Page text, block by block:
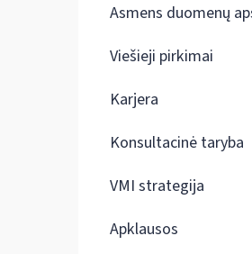
Asmens duomenų
Viešieji pirkimai
Karjera
Konsultacinė taryba
VMI strategija
Apklausos